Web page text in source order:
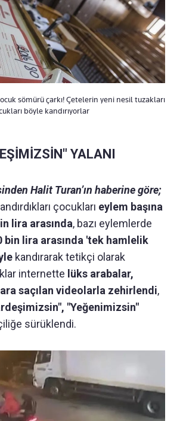
sömürü çarkı! Çetelerin yeni nesil tuzakları
böyle kandırıyorlar
YALANI
Halit Turan’ın haberine göre;
çocukları eylem başına
lira arasında, bazı eylemlerde
bin lira arasında 'tek hamlelik
kandırarak tetikçi olarak
internette lüks arabalar,
saçılan videolarla zehirlendi,
"Yeğenimizsin"
sürüklendi.